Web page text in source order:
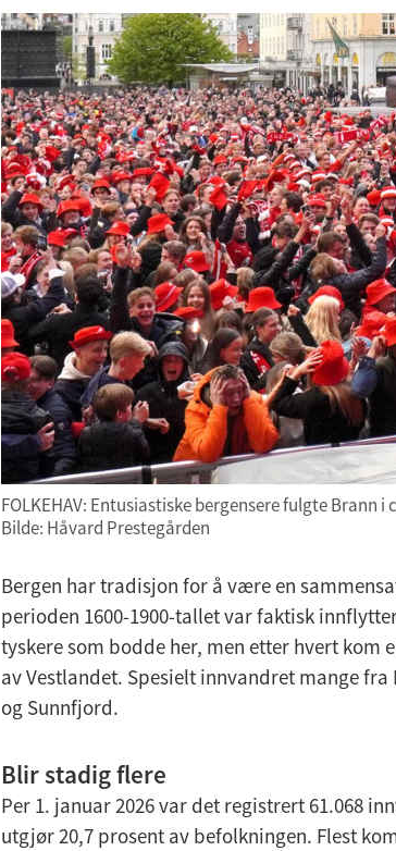
FOLKEHAV: Entusiastiske bergensere fulgte Brann
Bilde: Håvard Prestegården
Bergen har tradisjon for å være en
perioden 1600-1900-tallet var faktisk
tyskere som bodde her, men etter hvert kom
av Vestlandet. Spesielt innvandret mange
og Sunnfjord.
Blir stadig flere
Per 1. januar 2026 var det registrert 61.068
utgjør 20,7 prosent av befolkningen. Flest